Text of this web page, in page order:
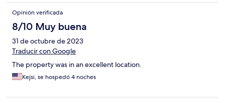
Opinión verificada
8/10 Muy buena
31 de octubre de 2023
Traducir con Google
The property was in an excellent location.
Kejsi, se hospedó 4 noches